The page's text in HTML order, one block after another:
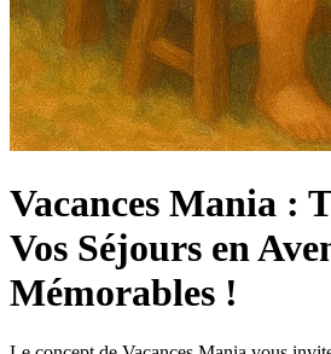
Vacances Mania :
Vos Séjours en
Mémorables !